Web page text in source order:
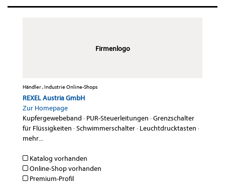
Firmenlogo
Händler , Industrie Online-Shops
REXEL Austria GmbH
Zur Homepage
Kupfergewebeband · PUR-Steuerleitungen ·Grenzschalter
für Flüssigkeiten ·Schwimmerschalter· Leuchtdrucktasten ·
mehr...
Katalog vorhanden
Online-Shop vorhanden
Premium-Profil